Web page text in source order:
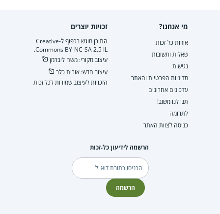
מי אנחנו?
אודות כל-זכות
שאלות ותשובות
נגישות
מדיניות הפרטיות והאתר
עדכונים אחרונים
תנו לנו משוב!
לתרומה
כניסה לצוות האתר
זכויות יוצרים
התוכן מוגש בכפוף ל-Creative
Commons BY-NC-SA 2.5 IL.
עיצוב מקורי: משה ליברמן
עיצוב חדש: אורית כלב
הזכויות לעיצוב שמורות לכל זכות
הרשמה לידיעון כל-זכות
דוא"ל
הרשמה